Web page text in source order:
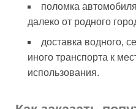
поломка
далеко от родного
доставка водного,
иного транспорта к
использования.